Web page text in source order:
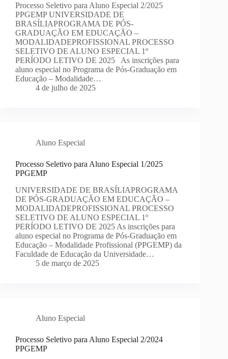
Processo Seletivo para Aluno Especial 2/2025
PPGEMP UNIVERSIDADE DE
BRASÍLIAPROGRAMA DE PÓS-
GRADUAÇÃO EM EDUCAÇÃO –
MODALIDADEPROFISSIONAL PROCESSO
SELETIVO DE ALUNO ESPECIAL 1º
PERÍODO LETIVO DE 2025 As inscrições para
aluno especial no Programa de Pós-Graduação em
Educação – Modalidade…
4 de julho de 2025
Aluno Especial
Processo Seletivo para Aluno Especial 1/2025
PPGEMP
UNIVERSIDADE DE BRASÍLIAPROGRAMA
DE PÓS-GRADUAÇÃO EM EDUCAÇÃO –
MODALIDADEPROFISSIONAL PROCESSO
SELETIVO DE ALUNO ESPECIAL 1º
PERÍODO LETIVO DE 2025 As inscrições para
aluno especial no Programa de Pós-Graduação em
Educação – Modalidade Profissional (PPGEMP) da
Faculdade de Educação da Universidade…
5 de março de 2025
Aluno Especial
Processo Seletivo para Aluno Especial 2/2024
PPGEMP